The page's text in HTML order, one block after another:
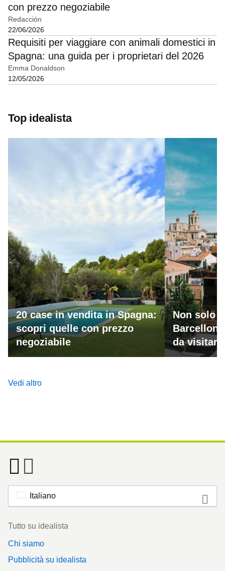
con prezzo negoziabile
Redacción
22/06/2026
Requisiti per viaggiare con animali domestici in
Spagna: una guida per i proprietari del 2026
Emma Donaldson
12/05/2026
Top idealista
20 case in vendita in Spagna:
scopri quelle con prezzo
negoziabile
Non solo
da
Vedi altro
Italiano
Footer
Tutto su idealista
Chi siamo
Pubblicità su idealista